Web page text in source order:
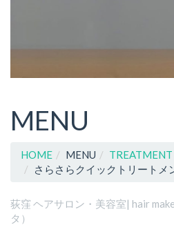
MENU
HOME MENU
TREATMENT
さらさらクイックトリートメ
荻窪 ヘアサロン・美容室| hair
タ）